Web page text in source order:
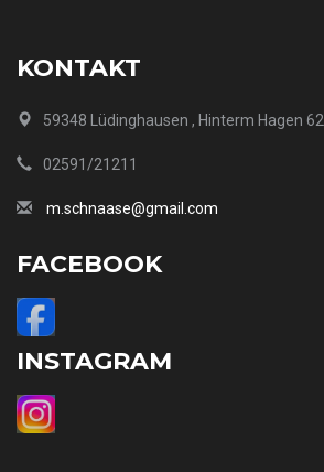
KONTAKT
59348 Lüdinghausen , Hinterm Hagen 62
02591/21211
m.schnaase@gmail.com
FACEBOOK
INSTAGRAM